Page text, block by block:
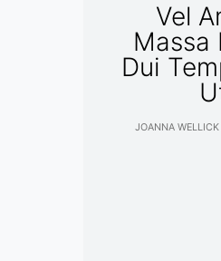
Vel
Massa
Dui
JOANNA WELLICK